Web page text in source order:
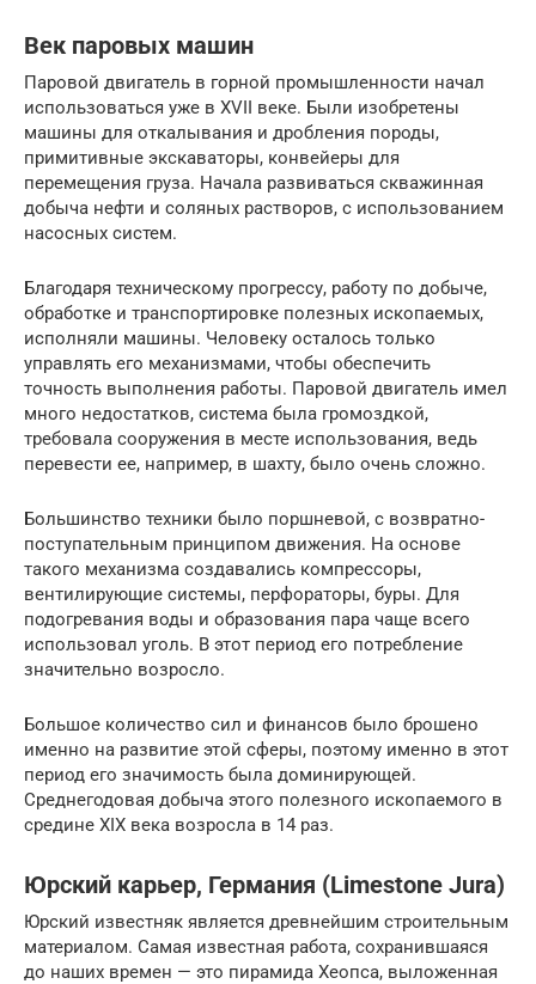
Век паровых машин
Паровой двигатель в горной промышленности начал
использоваться уже в XVII веке. Были изобретены
машины для откалывания и дробления породы,
примитивные экскаваторы, конвейеры для
перемещения груза. Начала развиваться скважинная
добыча нефти и соляных растворов, с использованием
насосных систем.
Благодаря техническому прогрессу, работу по добыче,
обработке и транспортировке полезных ископаемых,
исполняли машины. Человеку осталось только
управлять его механизмами, чтобы обеспечить
точность выполнения работы. Паровой двигатель имел
много недостатков, система была громоздкой,
требовала сооружения в месте использования, ведь
перевести ее, например, в шахту, было очень сложно.
Большинство техники было поршневой, с возвратно-
поступательным принципом движения. На основе
такого механизма создавались компрессоры,
вентилирующие системы, перфораторы, буры. Для
подогревания воды и образования пара чаще всего
использовал уголь. В этот период его потребление
значительно возросло.
Большое количество сил и финансов было брошено
именно на развитие этой сферы, поэтому именно в этот
период его значимость была доминирующей.
Среднегодовая добыча этого полезного ископаемого в
средине XIX века возросла в 14 раз.
Юрский карьер, Германия (Limestone Jura)
Юрский известняк является древнейшим строительным
материалом. Самая известная работа, сохранившаяся
до наших времен — это пирамида Хеопса, выложенная